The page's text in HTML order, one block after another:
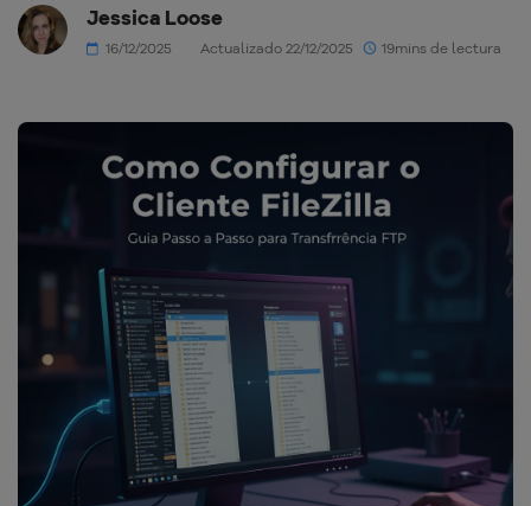
Jessica Loose
16/12/2025 Actualizado 22/12/2025 19mins de lectura